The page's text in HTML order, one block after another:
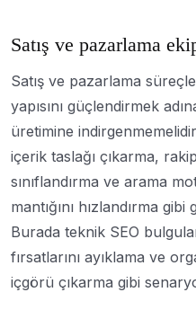
Satış ve pazarlama
Satış ve pazarlama
yapısını güçlendirmek
üretimine
içerik taslağı çıkarma,
sınıflandırma ve arama
mantığını hızlandırma
Burada teknik SEO
fırsatlarını ayıklama ve
içgörü çıkarma gibi